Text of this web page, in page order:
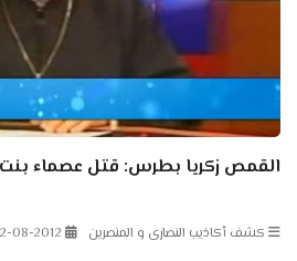
القمص زكريا بطرس: قتل عصماء
كشف أكاذيب النصارى و المنصرين 08-2012